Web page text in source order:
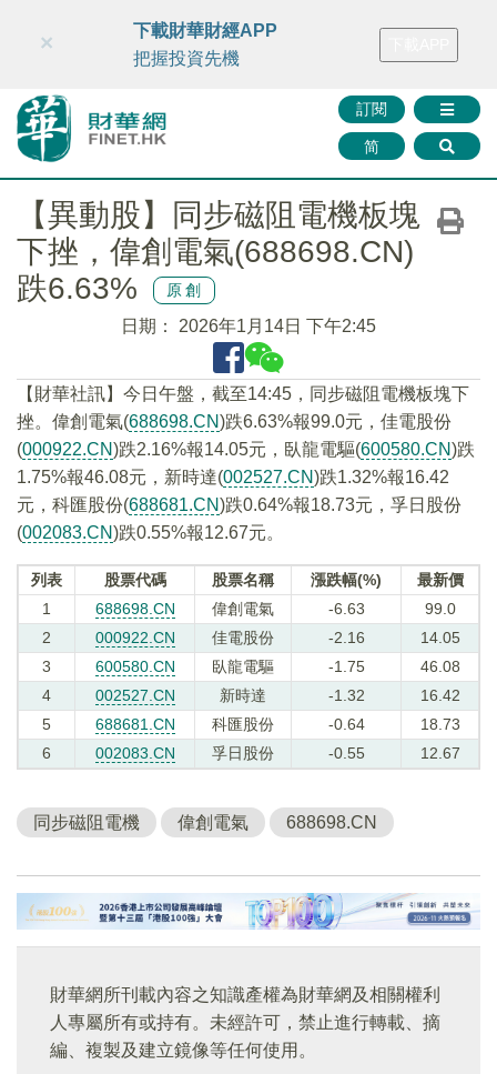
財華智庫網 FINTV FINMETA 財華證券 媒體矩陣
訂閱
简
×
下載財華財經APP
把握投資先機
【異動股】同步磁阻電機板塊
下挫，偉創電氣(688698.CN)
跌6.63%
原創
日期： 2026年1月14日 下午2:45
【財華社訊】今日午盤，截至14:45，同步磁阻電機板塊下
挫。偉創電氣(688698.CN)跌6.63%報99.0元，佳電股份
(000922.CN)跌2.16%報14.05元，臥龍電驅(600580.CN)跌
1.75%報46.08元，新時達(002527.CN)跌1.32%報16.42
元，科匯股份(688681.CN)跌0.64%報18.73元，孚日股份
(002083.CN)跌0.55%報12.67元。
列表 股票代碼 股票名稱 漲跌幅(%)
最新價
1
688698.CN 偉創電氣 -6.63
99.0
2
000922.CN 佳電股份 -2.16
14.05
3
600580.CN 臥龍電驅 -1.75
46.08
4
002527.CN 新時達 -1.32
16.42
5
688681.CN 科匯股份 -0.64
18.73
6
002083.CN 孚日股份 -0.55 12.67
同步磁阻電機 偉創電氣 688698.CN
財華網所刊載內容之知識產權為財華網及相關權利
人專屬所有或持有。未經許可，禁止進行轉載、摘
編、複製及建立鏡像等任何使用。